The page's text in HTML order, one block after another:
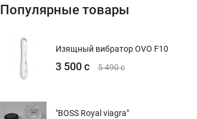
Популярные товары
Изящный вибратор OVO F10
3 500 с 5 490 с
"BOSS Royal viagra"